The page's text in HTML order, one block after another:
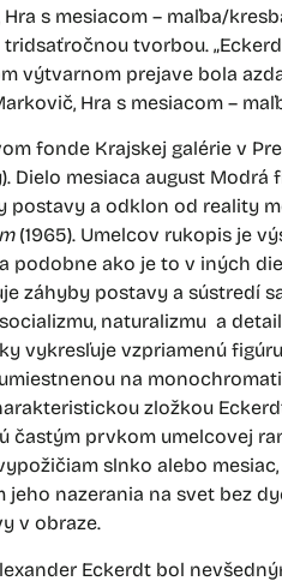
Hra s mesiacom – maľba/
tridsaťročnou tvorbou.
výtvarnom prejave bola
Hra s mesiacom –
fonde Krajskej galérie v
Dielo mesiaca august
postavy a odklon od reality
(1965). Umelcov rukopis je
podobne ako je to v iných
záhyby postavy a sústredí
naturalizmu a
vykresľuje vzpriamenú
na
zložkou
častým prvkom umelcovej
slnko alebo
jeho nazerania na svet bez
v obraze.
Eckerdt bol